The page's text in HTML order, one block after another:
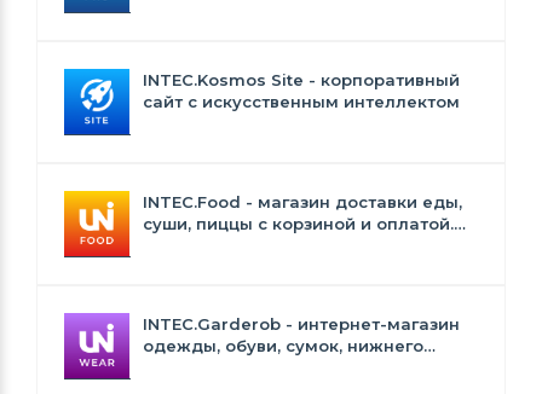
INTEC.Kosmos Site - корпоративный
сайт с искусственным интеллектом
INTEC.Food - магазин доставки еды,
суши, пиццы с корзиной и оплатой.
INTEC.Garderob - интернет-магазин
одежды, обуви, сумок, нижнего